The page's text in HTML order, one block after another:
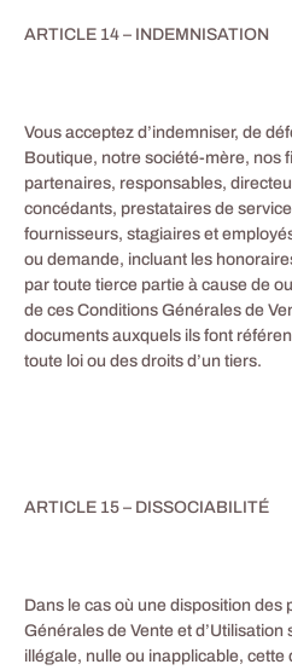
ARTICLE 14 – INDEMNISATION
Vous acceptez d’indemniser, de
Boutique, notre société-mère, nos
partenaires, responsables,
concédants, prestataires de
fournisseurs, stagiaires et
ou demande, incluant les
par toute tierce partie à cause de
de ces Conditions Générales de
documents auxquels ils font
toute loi ou des droits d’un tiers.
ARTICLE 15 – DISSOCIABILITÉ
Dans le cas où une disposition des
Générales de Vente et
illégale, nulle ou inapplicable,